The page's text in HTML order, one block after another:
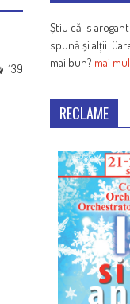
139
Știu că-s
spună și alții.
mai bun? mai
RECLAME